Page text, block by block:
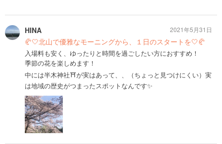
HINA
🥐🤍北山で優雅なモーニングから、１日のスタートを🤍🥐
入場料も安く、ゆったりと時間を過ごしたい方におすすめ！
季節の花を楽しめます！
中には半木神社⛩が実はあって、、（ちょっと見つけにくい）実
は地域の歴史がつまったスポットなんです✨
2021年5月31日